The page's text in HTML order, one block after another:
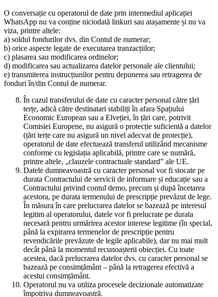
O conversație cu operatorul de date prin intermediul aplicației
WhatsApp nu va conține niciodată linkuri sau atașamente și nu va
viza, printre altele:
a) soldul fondurilor dvs. din Contul de numerar;
b) orice aspecte legate de executarea tranzacțiilor;
c) plasarea sau modificarea ordinelor;
d) modificarea sau actualizarea datelor personale ale clientului;
e) transmiterea instrucțiunilor pentru depunerea sau retragerea de
fonduri în/din Contul de numerar.
În cazul transferului de date cu caracter personal către țări
terțe, adică către destinatari stabiliți în afara Spațiului
Economic European sau a Elveției, în țări care, potrivit
Comisiei Europene, nu asigură o protecție suficientă a datelor
(țări terțe care nu asigură un nivel adecvat de protecție),
operatorul de date efectuează transferul utilizând mecanisme
conforme cu legislația aplicabilă, printre care se numără,
printre altele, „clauzele contractuale standard” ale UE.
Datele dumneavoastră cu caracter personal vor fi stocate pe
durata Contractului de servicii de informare și educație sau a
Contractului privind contul demo, precum și după încetarea
acestora, pe durata termenului de prescripție prevăzut de lege.
În măsura în care prelucrarea datelor se bazează pe interesul
legitim al operatorului, datele vor fi prelucrate pe durata
necesară pentru urmărirea acestor interese legitime (în special,
până la expirarea termenelor de prescripție pentru
revendicările prevăzute de legile aplicabile), dar nu mai mult
decât până la momentul recunoașterii obiecției. Cu toate
acestea, dacă prelucrarea datelor dvs. cu caracter personal se
bazează pe consimțământ – până la retragerea efectivă a
acestui consimțământ.
Operatorul nu va utiliza procesele decizionale automatizate
împotriva dumneavoastră.